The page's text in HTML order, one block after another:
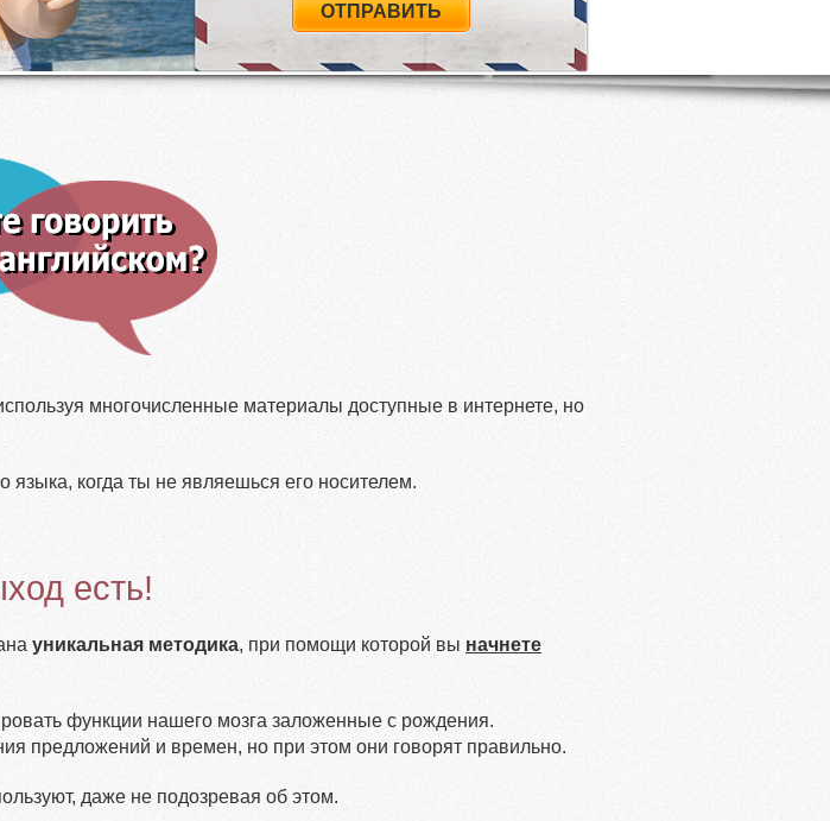
многочисленные материалы доступные в интернете, но
языка, когда ты не являешься его носителем.
есть!
уникальная методика, при помощи которой вы начнете
функции нашего мозга заложенные с рождения.
предложений и времен, но при этом они говорят правильно.
даже не подозревая об этом.